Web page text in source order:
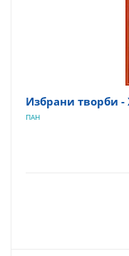
Избрани творби -
ПАН